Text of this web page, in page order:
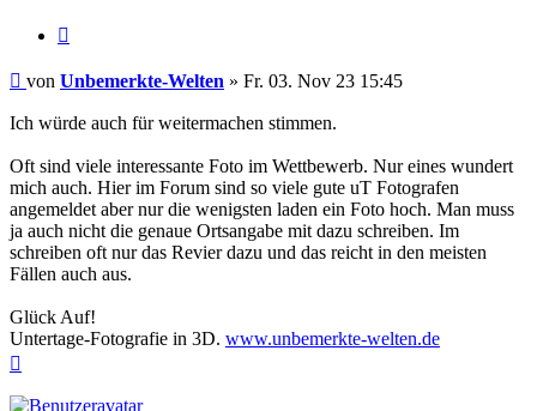
Beitrag
von Unbemerkte-Welten » Fr. 03. Nov 23 15:45
Ich würde auch für weitermachen stimmen.
Oft sind viele interessante Foto im Wettbewerb. Nur eines wundert
mich auch. Hier im Forum sind so viele gute uT Fotografen
angemeldet aber nur die wenigsten laden ein Foto hoch. Man muss
ja auch nicht die genaue Ortsangabe mit dazu schreiben. Im
schreiben oft nur das Revier dazu und das reicht in den meisten
Fällen auch aus.
Glück Auf!
Untertage-Fotografie in 3D. www.unbemerkte-welten.de